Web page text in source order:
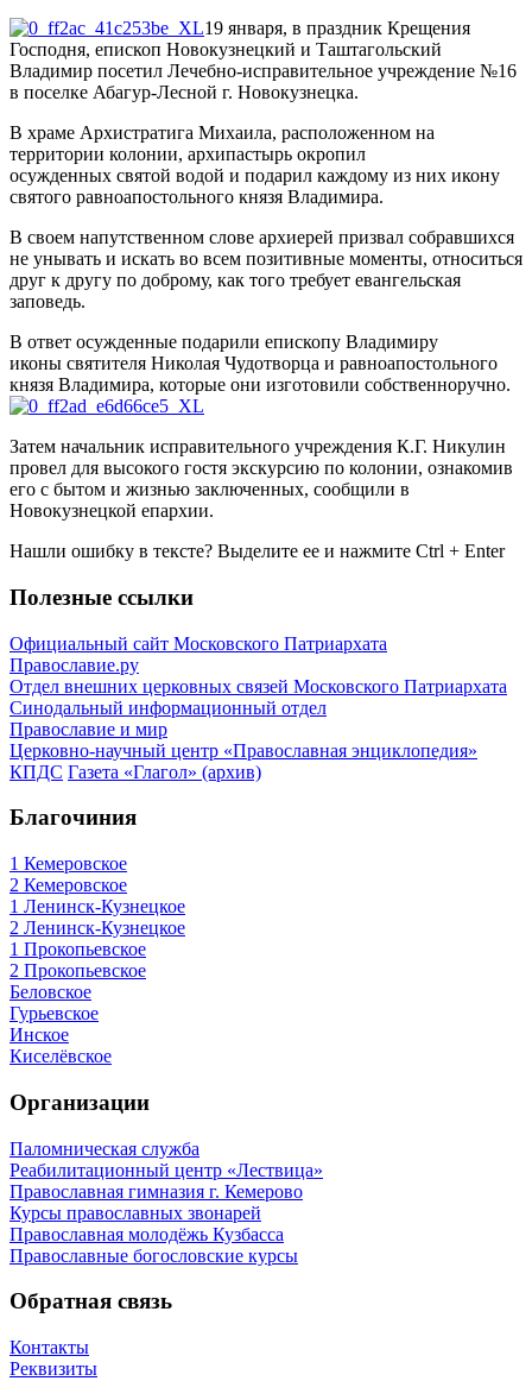
19 января, в праздник Крещения
Господня, епископ Новокузнецкий и Таштагольский
Владимир посетил Лечебно-исправительное учреждение №16
в поселке Абагур-Лесной г. Новокузнецка.
В храме Архистратига Михаила, расположенном на
территории колонии, архипастырь окропил
осужденных святой водой и подарил каждому из них икону
святого равноапостольного князя Владимира.
В своем напутственном слове архиерей призвал собравшихся
не унывать и искать во всем позитивные моменты, относиться
друг к другу по доброму, как того требует евангельская
заповедь.
В ответ осужденные подарили епископу Владимиру
иконы святителя Николая Чудотворца и равноапостольного
князя Владимира, которые они изготовили собственноручно.
Затем начальник исправительного учреждения К.Г. Никулин
провел для высокого гостя экскурсию по колонии, ознакомив
его с бытом и жизнью заключенных, сообщили в
Новокузнецкой епархии.
Нашли ошибку в тексте? Выделите ее и нажмите Ctrl + Enter
Полезные ссылки
Официальный сайт Московского Патриархата
Православие.ру
Отдел внешних церковных связей Московского Патриархата
Синодальный информационный отдел
Православие и мир
Церковно-научный центр «Православная энциклопедия»
КПДС Газета «Глагол» (архив)
Благочиния
1 Кемеровское
2 Кемеровское
1 Ленинск-Кузнецкое
2 Ленинск-Кузнецкое
1 Прокопьевское
2 Прокопьевское
Беловское
Гурьевское
Инское
Киселёвское
Организации
Паломническая служба
Реабилитационный центр «Лествица»
Православная гимназия г. Кемерово
Курсы православных звонарей
Православная молодёжь Кузбасса
Православные богословские курсы
Обратная связь
Контакты
Реквизиты